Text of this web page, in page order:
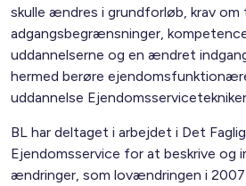
skulle ændres i grundforløb, krav om
adgangsbegrænsninger,
uddannelserne og en ændret
hermed berøre
uddannelse
BL har deltaget i arbejdet i Det
Ejendomsservice for at beskrive og
ændringer, som lovændringen i